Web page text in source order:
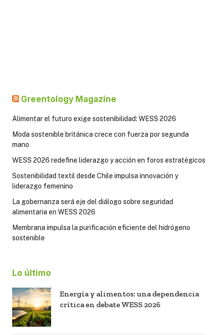
Greentology Magazine
Alimentar el futuro exige sostenibilidad: WESS 2026
Moda sostenible británica crece con fuerza por segunda
mano
WESS 2026 redefine liderazgo y acción en foros estratégicos
Sostenibilidad textil desde Chile impulsa innovación y
liderazgo femenino
La gobernanza será eje del diálogo sobre seguridad
alimentaria en WESS 2026
Membrana impulsa la purificación eficiente del hidrógeno
sostenible
Lo último
Energía y alimentos: una dependencia
crítica en debate WESS 2026